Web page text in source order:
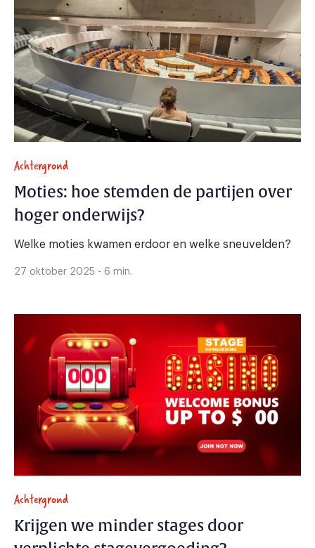
Achtergrond
Moties: hoe stemden de partijen over
hoger onderwijs?
Welke moties kwamen erdoor en welke sneuvelden?
27 oktober 2025 - 6 min.
Achtergrond
Krijgen we minder stages door